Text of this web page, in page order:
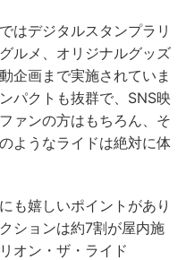
はデジタルスタンプラリ
ルメ、オリジナルグッズ
企画まで実施されていま
パクトも抜群で、SNS映
ァンの方はもちろん、そ
ようなライドは絶対に体
も嬉しいポイントがあり
ションは約7割が屋内施
オン・ザ・ライド